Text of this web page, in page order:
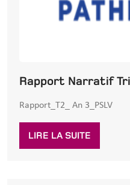
Rapport Narratif
Rapport_T2_ An 3_PSLV
LIRE LA SUITE